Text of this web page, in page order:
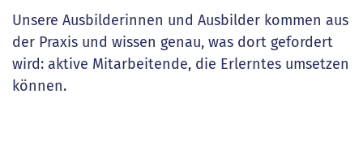
Unsere Ausbilderinnen und Ausbilder kommen aus
der Praxis und wissen genau, was dort gefordert
wird: aktive Mitarbeitende, die Erlerntes umsetzen
können.